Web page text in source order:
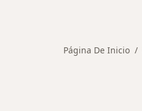
Página De Inicio